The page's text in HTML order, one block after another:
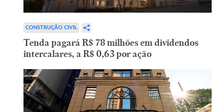
CONSTRUÇÃO CIVIL
Tenda pagará R$ 78 milhões em dividendos
intercalares, a R$ 0,63 por ação